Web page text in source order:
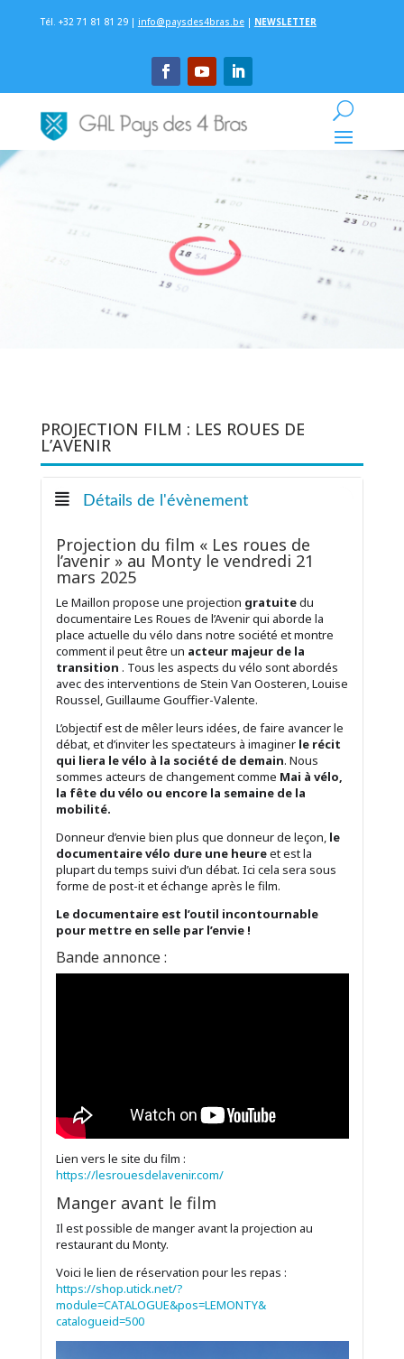
Tél. +32 71 81 81 29 | info@paysdes4bras.be| NEWSLETTER
PROJECTION FILM : LES ROUES DE
L’AVENIR
Détails de l'évènement
Projection du film « Les roues de
l’avenir » au Monty le vendredi 21
mars 2025
Le Maillon propose une projection gratuitedu
documentaire Les Roues de l’Avenir qui aborde la
place actuelle du vélo dans notre société et montre
comment il peut être un acteur majeur de la
transition . Tous les aspects du vélo sont abordés
avec des interventions de Stein Van Oosteren, Louise
Roussel, Guillaume Gouffier-Valente.
L’objectif est de mêler leurs idées, de faire avancer le
débat, et d’inviter les spectateurs à imaginer le récit
qui liera le vélo à la société de demain. Nous
sommes acteurs de changement comme Mai à vélo,
la fête du vélo ou encore la semaine de la
mobilité.
Donneur d’envie bien plus que donneur de leçon, le
documentaire vélo dure une heureet est la
plupart du temps suivi d’un débat. Ici cela sera sous
forme de post-it et échange après le film.
Le documentaire est l’outil incontournable
pour mettre en selle par l’envie !
Bande annonce :
Lien vers le site du film :
https://lesrouesdelavenir.com/
Manger avant le film
Il est possible de manger avant la projection au
restaurant du Monty.
Voici le lien de réservation pour les repas :
https://shop.utick.net/?
module=CATALOGUE&pos=LEMONTY&
catalogueid=500